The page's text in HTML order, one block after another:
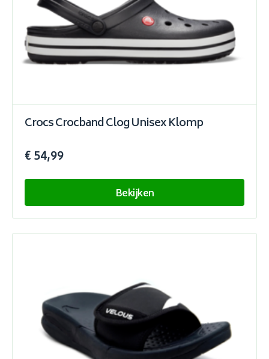
Crocs Crocband Clog Unisex Klomp
€ 54,99
Bekijken